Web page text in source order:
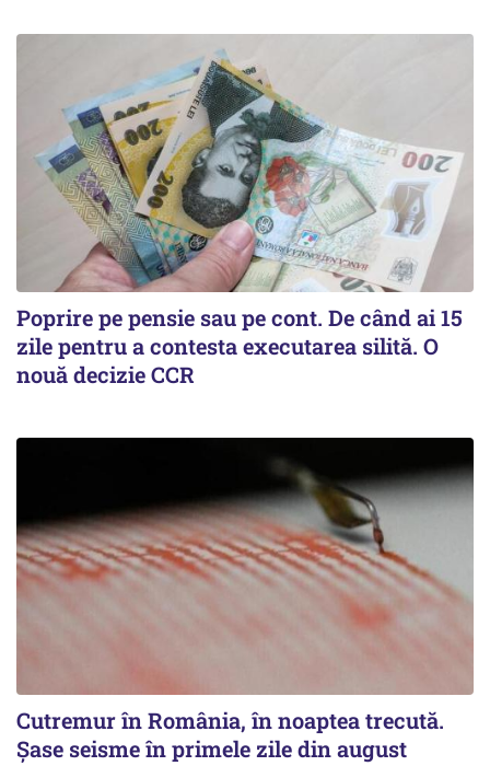
Poprire pe pensie sau pe cont. De când ai 15
zile pentru a contesta executarea silită. O
nouă decizie CCR
Cutremur în România, în noaptea trecută.
Șase seisme în primele zile din august